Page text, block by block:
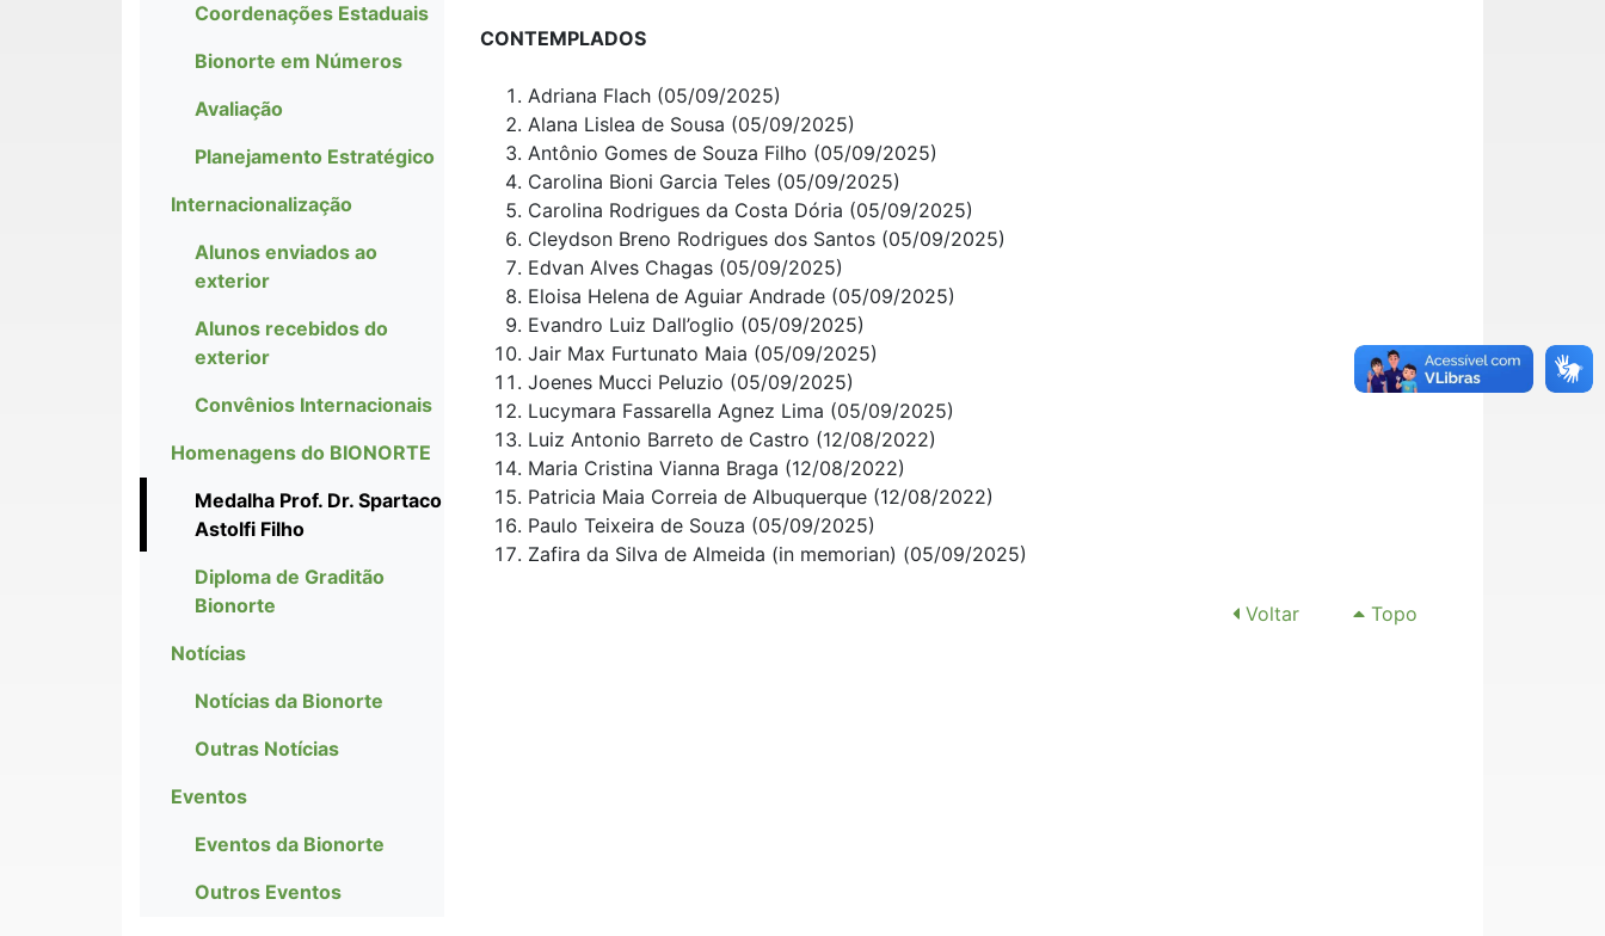
Coordenações Estaduais
Bionorte em Números
Avaliação
Planejamento Estratégico
Internacionalização
Alunos enviados ao
exterior
Alunos recebidos do
exterior
Convênios Internacionais
Homenagens do BIONORTE
Medalha Prof. Dr. Spartaco
Astolfi Filho
Diploma de Graditão
Bionorte
Notícias
Notícias da Bionorte
Outras Notícias
Eventos
Eventos da Bionorte
Outros Eventos
CONTEMPLADOS
Adriana Flach (05/09/2025)
Alana Lislea de Sousa (05/09/2025)
Antônio Gomes de Souza Filho (05/09/2025)
Carolina Bioni Garcia Teles (05/09/2025)
Carolina Rodrigues da Costa Dória (05/09/2025)
Cleydson Breno Rodrigues dos Santos (05/09/2025)
Edvan Alves Chagas (05/09/2025)
Eloisa Helena de Aguiar Andrade (05/09/2025)
Evandro Luiz Dall’oglio (05/09/2025)
Jair Max Furtunato Maia (05/09/2025)
Joenes Mucci Peluzio (05/09/2025)
Lucymara Fassarella Agnez Lima (05/09/2025)
Luiz Antonio Barreto de Castro (12/08/2022)
Maria Cristina Vianna Braga (12/08/2022)
Patricia Maia Correia de Albuquerque (12/08/2022)
Paulo Teixeira de Souza (05/09/2025)
Zafira da Silva de Almeida (in memorian) (05/09/2025)
Voltar Topo